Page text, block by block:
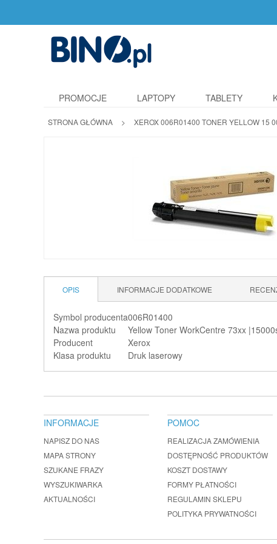
PROMOCJE LAPTOPY TABLETY
STRONA GŁÓWNA > XEROX 006R01400 TONER YELLOW 15
OPIS INFORMACJE DODATKOWE
Symbol producenta006R01400
Nazwa produktu
Yellow Toner WorkCentre 73xx
Producent
Xerox
Klasa produktu
Druk laserowy
INFORMACJE
NAPISZ DO NAS
MAPA STRONY
SZUKANE FRAZY
WYSZUKIWARKA
AKTUALNOŚCI
POMOC
REALIZACJA ZAMÓWIENIA
DOSTĘPNOŚĆ PRODUKTÓW
KOSZT DOSTAWY
FORMY PŁATNOŚCI
REGULAMIN SKLEPU
POLITYKA PRYWATNOŚCI